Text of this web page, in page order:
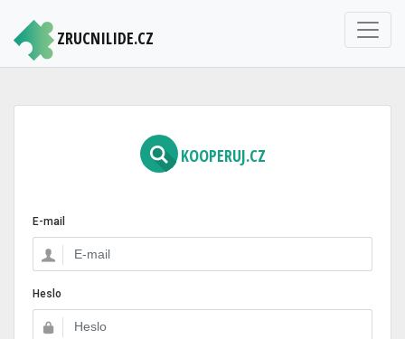
ZRUCNILIDE.CZ
KOOPERUJ.CZ
E-mail
Heslo